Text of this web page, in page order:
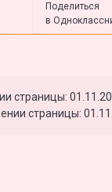
Поделиться
в
страницы:
страницы: